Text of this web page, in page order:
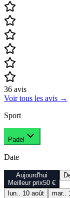
36 avis
Voir tous les avis →
Sport
Padel
Date
Aujourd'hui
Meilleur prix50 €
lun.. 10 août mar..